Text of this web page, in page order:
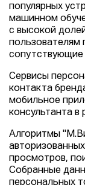
популярных
машинном
с высокой
пользователям
сопутствующие
Сервисы
контакта
мобильное
консультанта в
Алгоритмы
просмотров,
Собранные
персональных